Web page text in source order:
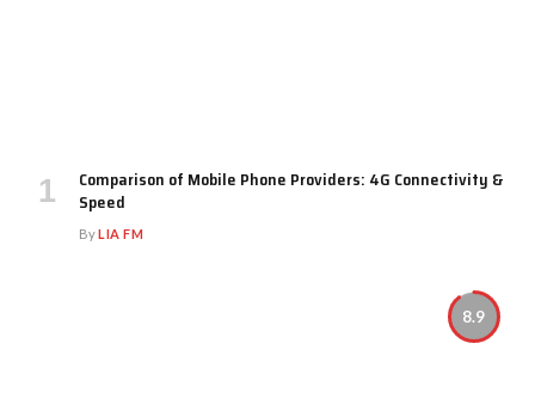
Comparison of Mobile Phone Providers: 4G Connectivity &
Speed
ByLIA FM
8.9